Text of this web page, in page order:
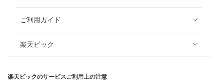
ご利用ガイド
楽天ビック
楽天ビックのサービスご利用上の注意